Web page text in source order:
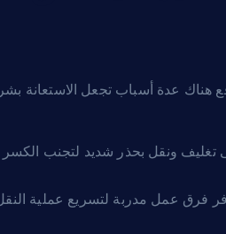
هناك عدة أسباب تجعل
تغليف ونقل بحذر شديد لتجنب
فرق عمل مدربة لتسريع عملية النقل